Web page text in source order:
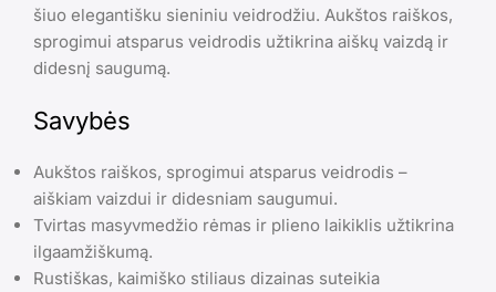
šiuo elegantišku sieniniu veidrodžiu. Aukštos raiškos,
sprogimui atsparus veidrodis užtikrina aiškų vaizdą ir
didesnį saugumą.
Savybės
Aukštos raiškos, sprogimui atsparus veidrodis –
aiškiam vaizdui ir didesniam saugumui.
Tvirtas masyvmedžio rėmas ir plieno laikiklis užtikrina
ilgaamžiškumą.
Rustiškas, kaimiško stiliaus dizainas suteikia